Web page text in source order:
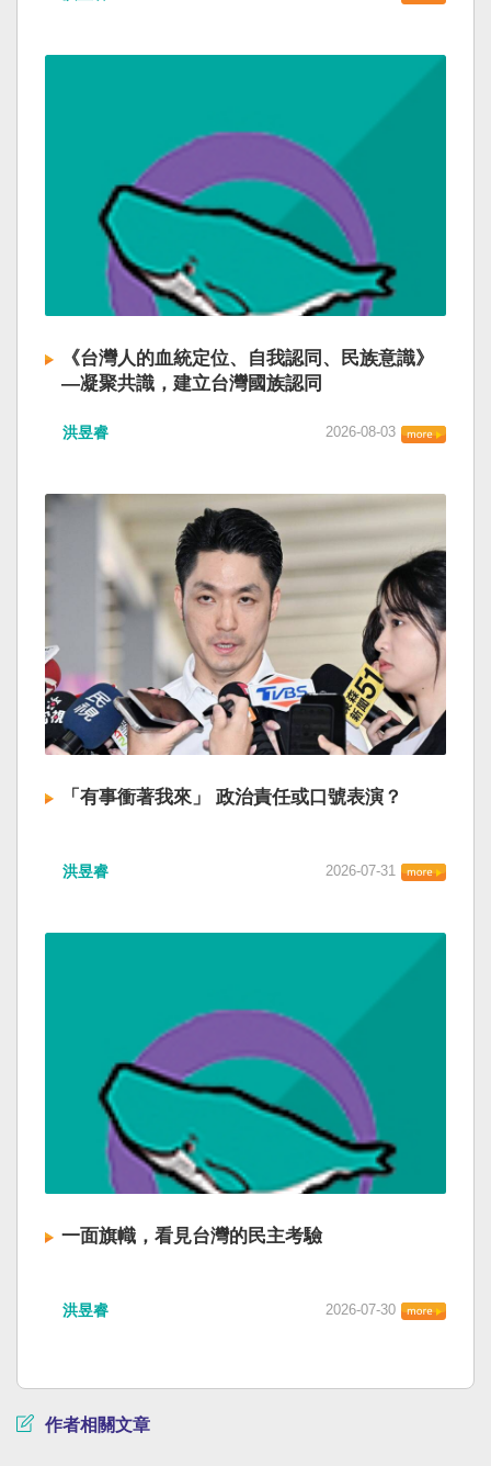
《台灣人的血統定位、自我認同、民族意識》
—凝聚共識，建立台灣國族認同
洪昱睿 2026-08-03
「有事衝著我來」 政治責任或口號表演？
洪昱睿 2026-07-31
一面旗幟，看見台灣的民主考驗
洪昱睿 2026-07-30
作者相關文章